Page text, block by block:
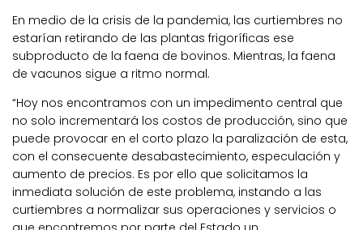
En medio de la crisis de la pandemia, las curtiembres no
estarían retirando de las plantas frigoríficas ese
subproducto de la faena de bovinos. Mientras, la faena
de vacunos sigue a ritmo normal.
“Hoy nos encontramos con un impedimento central que
no solo incrementará los costos de producción, sino que
puede provocar en el corto plazo la paralización de esta,
con el consecuente desabastecimiento, especulación y
aumento de precios. Es por ello que solicitamos la
inmediata solución de este problema, instando a las
curtiembres a normalizar sus operaciones y servicios o